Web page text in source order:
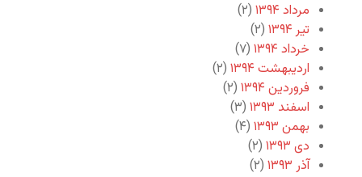
مرداد ۱۳۹۴
(۲)
تیر ۱۳۹۴
(۲)
خرداد ۱۳۹۴
(۷)
اردیبهشت ۱۳۹۴
(۲)
فروردین ۱۳۹۴
(۲)
اسفند ۱۳۹۳
(۳)
بهمن ۱۳۹۳
(۴)
دی ۱۳۹۳
(۲)
آذر ۱۳۹۳
(۲)